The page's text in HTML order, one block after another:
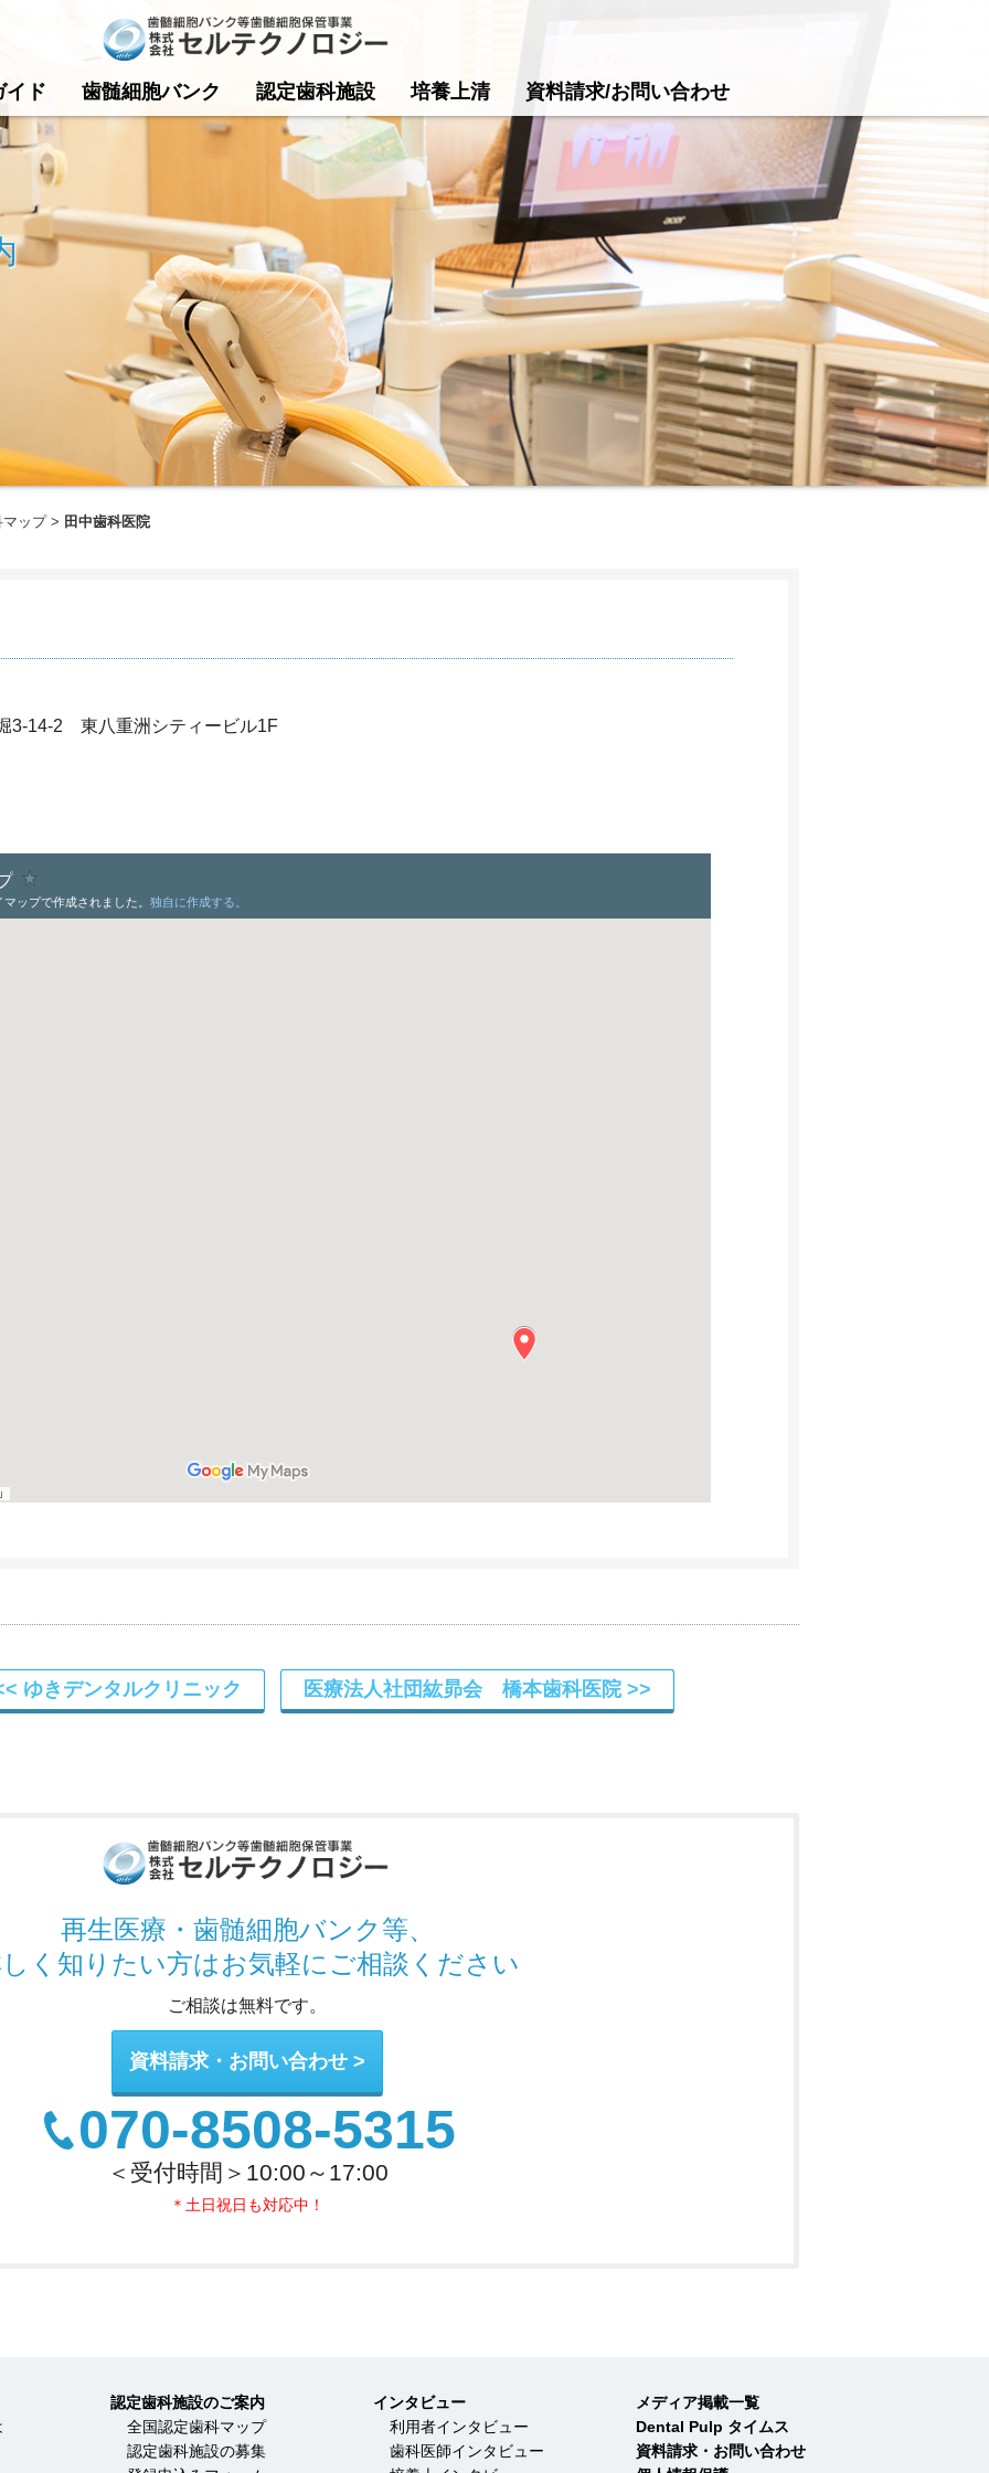
イド 歯髄細胞バンク 認定歯科施設 培養上清 資料請求/お問い合わせ
マップ 田中歯科医院
3-14-2 東八重洲シティービル1F
ゆきデンタルクリニック 医療法人社団紘昴会 橋本歯科医院
再生医療・歯髄細胞バンク 等、
く知りたい方はお気軽にご相談ください
ご相談は無料です。
資料請求・お問い合わせ
070-8508-5315
＜受付時間＞10:00～17:00
＊土日祝日も対応中！
認定歯科施設のご案内
全国認定歯科マップ
認定歯科施設の募集
インタビュー
利用者インタビュー
歯科医師インタビュー
メディア掲載一覧
Dental Pulp タイムス
資料請求・お問い合わせ